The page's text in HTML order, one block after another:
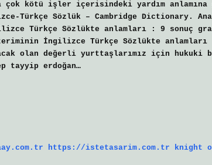
çok kötü işler içerisindeki yardım anlamına
Türkçe Sözlük – Cambridge Dictionary.
Türkçe Sözlükte anlamları : 9 sonuç
teriminin İngilizce Türkçe Sözlükte
olan değerli yurttaşlarımız için hukuki
tayyip erdoğan…
https://istetasarim.com.tr knight